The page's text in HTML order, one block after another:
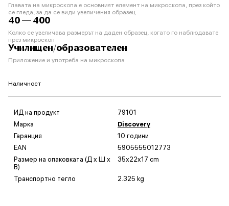
Главата на микроскопа е основният елемент на микроскопа, през който
се гледа, за да се види увеличения образец
40 — 400
Колко се увеличава размерът на даден образец, когато го наблюдавате
през микроскоп
Училищен/образователен
Приложение и употреба на микроскопа
Наличност
ИД на продукт
79101
Марка
Discovery
Гаранция
10 години
EAN
5905555012773
Размер на опаковката (Д x Ш x
В)
35x22x17 cm
Транспортно тегло 2.325 kg